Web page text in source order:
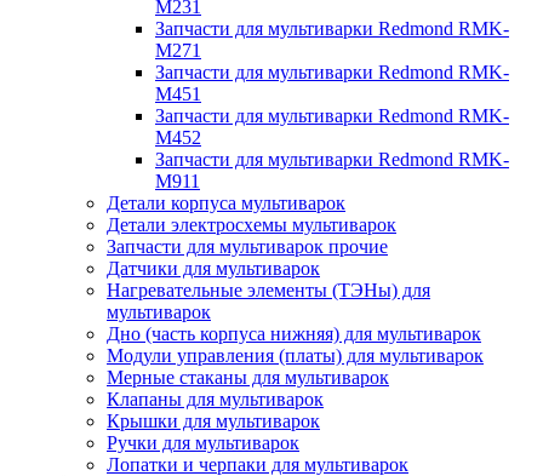
M231
Запчасти для мультиварки Redmond RMK-
M271
Запчасти для мультиварки Redmond RMK-
M451
Запчасти для мультиварки Redmond RMK-
M452
Запчасти для мультиварки Redmond RMK-
M911
Детали корпуса мультиварок
Детали электросхемы мультиварок
Запчасти для мультиварок прочие
Датчики для мультиварок
Нагревательные элементы (ТЭНы) для
мультиварок
Дно (часть корпуса нижняя) для мультиварок
Модули управления (платы) для мультиварок
Мерные стаканы для мультиварок
Клапаны для мультиварок
Крышки для мультиварок
Ручки для мультиварок
Лопатки и черпаки для мультиварок